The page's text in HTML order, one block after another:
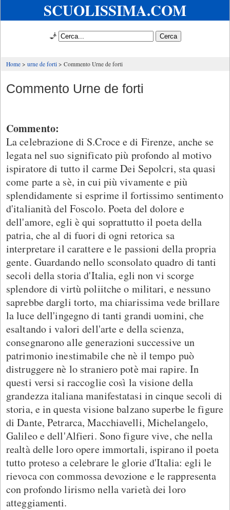
SCUOLISSIMA.COM
🧞
Home urne de forti Commento Urne de forti
Commento Urne de forti
Commento:
La celebrazione di S.Croce e di Firenze, anche se
legata nel suo significato più profondo al motivo
ispiratore di tutto il carme Dei Sepolcri, sta quasi
come parte a sè, in cui più vivamente e più
splendidamente si esprime il fortissimo sentimento
d'italianità del Foscolo. Poeta del dolore e
dell'amore, egli è qui soprattutto il poeta della
patria, che al di fuori di ogni retorica sa
interpretare il carattere e le passioni della propria
gente. Guardando nello sconsolato quadro di tanti
secoli della storia d'Italia, egli non vi scorge
splendore di virtù poliitche o militari, e nessuno
saprebbe dargli torto, ma chiarissima vede brillare
la luce dell'ingegno di tanti grandi uomini, che
esaltando i valori dell'arte e della scienza,
consegnarono alle generazioni successive un
patrimonio inestimabile che nè il tempo può
distruggere nè lo straniero potè mai rapire. In
questi versi si raccoglie così la visione della
grandezza italiana manifestatasi in cinque secoli di
storia, e in questa visione balzano superbe le figure
di Dante, Petrarca, Macchiavelli, Michelangelo,
Galileo e dell'Alfieri. Sono figure vive, che nella
realtà delle loro opere immortali, ispirano il poeta
tutto proteso a celebrare le glorie d'Italia: egli le
rievoca con commossa devozione e le rappresenta
con profondo lirismo nella varietà dei loro
atteggiamenti.